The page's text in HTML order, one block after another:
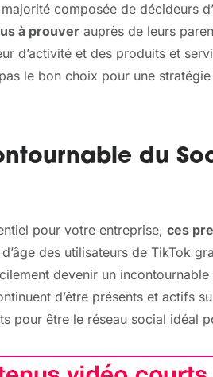
composée de décideurs
à prouver auprès de leurs
d’activité et des produits et
le bon choix pour une stratégie
du
pour votre entreprise, ces
des utilisateurs de TikTok
devenir un
d’être présents et actifs
pour être le réseau social idéal